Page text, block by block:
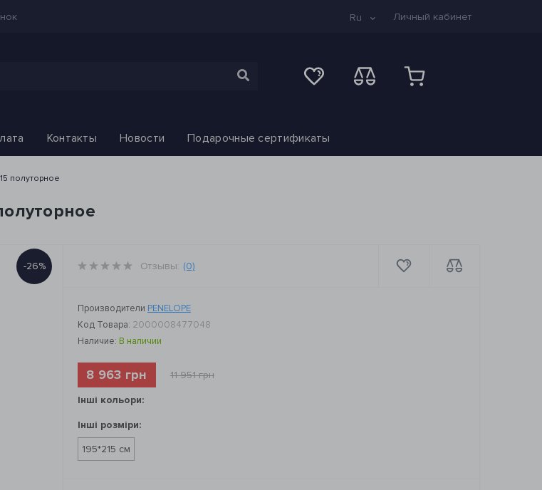
Ru Личный кабинет
Контакты Новости Подарочные сертификаты
полуторное
-26% Отзывы: (0)
Производители PENELOPE
Код Товара: 2000008477048
Наличие: В наличии
8 963 грн 11 951 грн
Інші кольори:
Інші розміри:
195*215 см